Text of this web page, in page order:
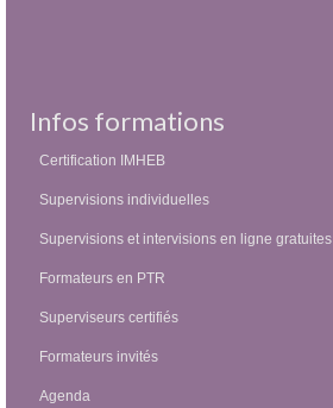
Infos formations
Certification IMHEB
Supervisions individuelles
Supervisions et intervisions en ligne gratuites
Formateurs en PTR
Superviseurs certifiés
Formateurs invités
Agenda